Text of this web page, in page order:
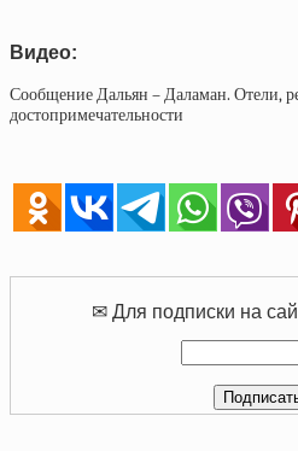
Видео:
Сообщение Дальян – Даламан. Отели,
достопримечательности
✉ Для подписки на